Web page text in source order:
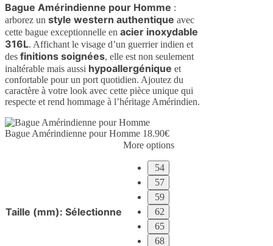
Bague Amérindienne pour Homme :
arborez un style western authentique avec
cette bague exceptionnelle en acier inoxydable
316L. Affichant le visage d’un guerrier indien et
des finitions soignées, elle est non seulement
inaltérable mais aussi hypoallergénique et
confortable pour un port quotidien. Ajoutez du
caractère à votre look avec cette pièce unique qui
respecte et rend hommage à l’héritage Amérindien.
Bague Amérindienne pour Homme 18.90€
Taille (mm): Sélectionne
More options
54
57
59
62
65
68